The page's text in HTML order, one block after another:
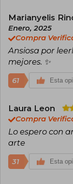
Marianyelis
Enero, 2025
Compra
Ansiosa por
mejores. ✨
61 Esta
Laura Leon
Compra
Lo espero con
arte
31 Esta